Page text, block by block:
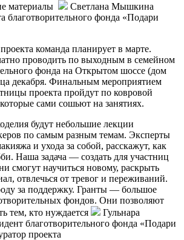
материалы
Светлана Мышкина
благотворительного фонда «Подари
команда планирует в марте.
проводить по выходным в семейном
фонда на Открытом шоссе (дом
декабря. Финальным мероприятием
проекта пройдут по ковровой
сами сошьют на занятиях.
будут небольшие лекции
по самым разным темам. Эксперты
и ухода за собой, расскажут, как
Наша задача — создать для участниц
смогут научиться новому, раскрыть
отвлечься от тревог и переживаний.
за поддержку. Гранты — большое
фондов. Они позволяют
тем, кто нуждается
Гульнара
благотворительного фонда «Подари
проекта